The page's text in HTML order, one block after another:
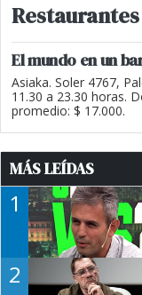
Restaurantes
El mundo en un
Asiaka. Soler 4767,
11.30 a 23.30 horas.
promedio: $ 17.000.
MÁS LEÍDAS
1
2